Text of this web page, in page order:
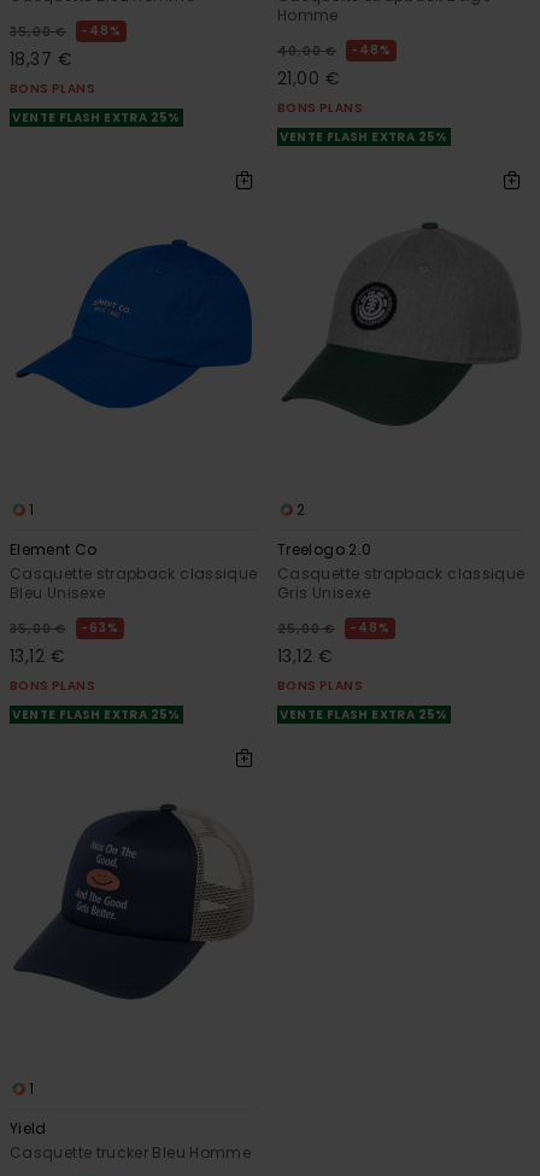
35,00 € 48%
18,37 €
BONS PLANS
VENTE FLASH EXTRA 25%
Homme
40,00 € 48%
21,00 €
BONS PLANS
VENTE FLASH EXTRA 25%
1
Element Co
Casquette strapback classique
Bleu Unisexe
35,00 € 63%
13,12 €
BONS PLANS
VENTE FLASH EXTRA 25%
2
Treelogo 2.0
Casquette strapback classique
Gris Unisexe
25,00 € 48%
13,12 €
BONS PLANS
VENTE FLASH EXTRA 25%
1
Yield
Casquette trucker Bleu Homme